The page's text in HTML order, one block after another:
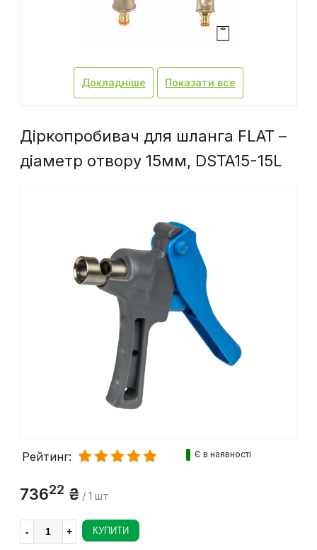
Докладніше Показати все
Діркопробивач для шланга FLAT –
діаметр отвору 15мм, DSTA15-15L
Рейтинг: Є в наявності
73622 ₴ / 1 шт
КУПИТИ